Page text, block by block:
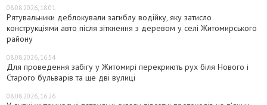
08.08.2026, 18:01
Рятувальники деблокували загиблу водійку, яку затисло
конструкціями авто після зіткнення з деревом у селі Житомирського
району
08.08.2026, 16:54
Для проведення забігу у Житомирі перекриють рух біля Нового і
Старого бульварів та ще дві вулиці
08.08.2026, 16:26